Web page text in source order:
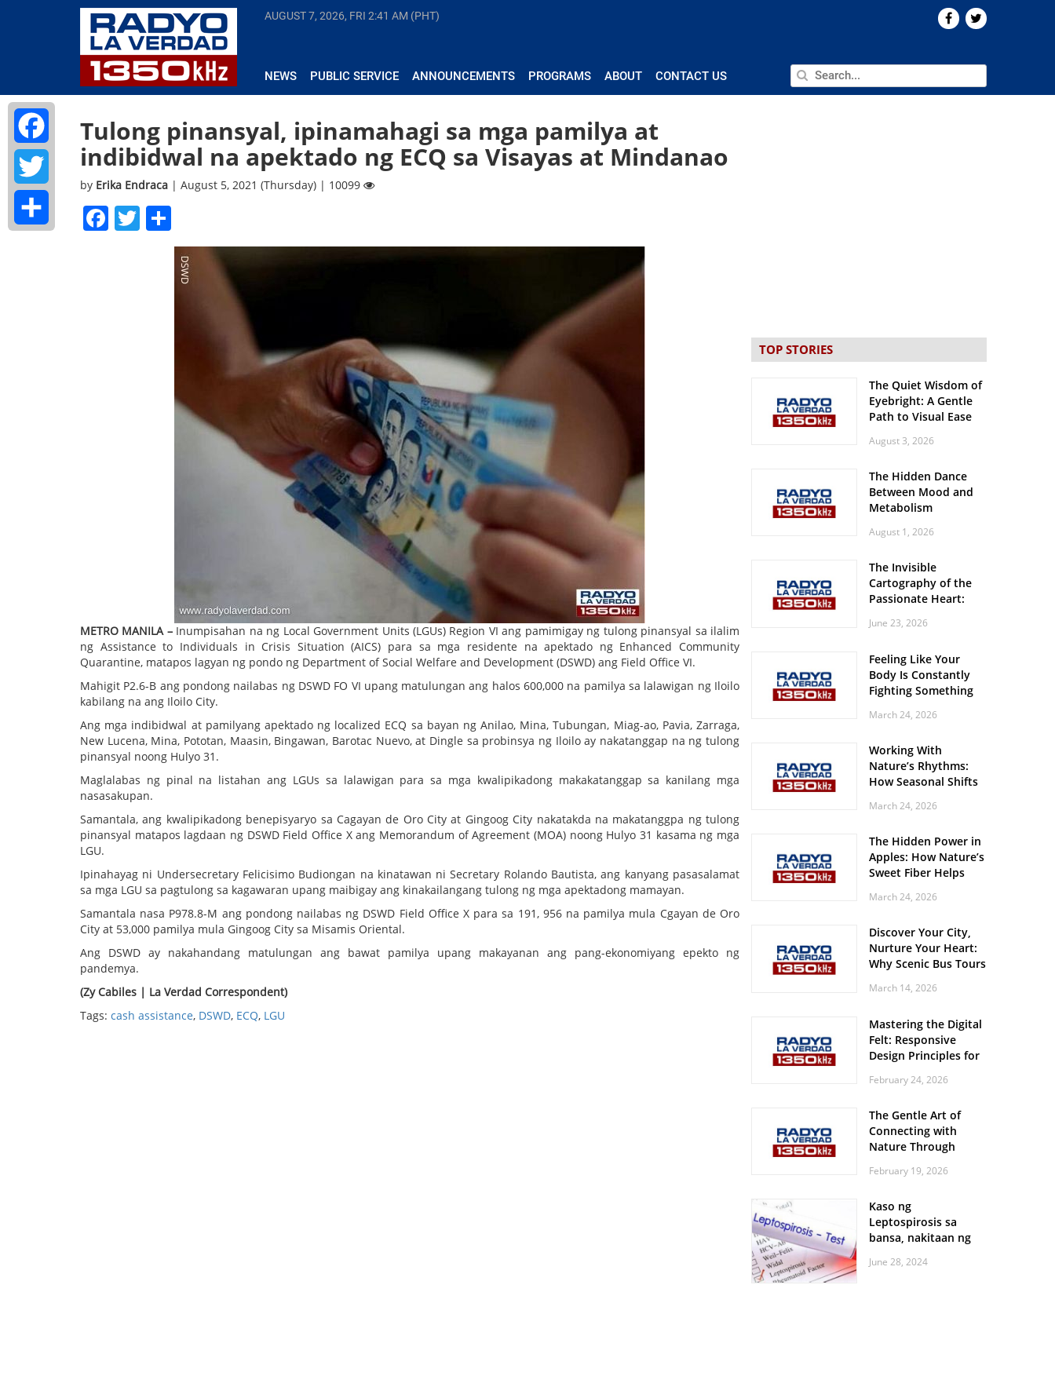
AUGUST 7, 2026, FRI 2:41 AM (PHT)
NEWS PUBLIC SERVICE ANNOUNCEMENTS PROGRAMS ABOUT CONTACT US
Tulong pinansyal, ipinamahagi sa mga pamilya at
indibidwal na apektado ng ECQ sa Visayas at Mindanao
by Erika Endraca | August 5, 2021 (Thursday) | 10099
Facebook
Twitter
METRO MANILA – Inumpisahan na ng Local Government Units (LGUs) Region VI ang pamimigay ng tulong pinansyal sa ilalim
ng Assistance to Individuals in Crisis Situation (AICS) para sa mga residente na apektado ng Enhanced Community
Quarantine, matapos lagyan ng pondo ng Department of Social Welfare and Development (DSWD) ang Field Office VI.
Mahigit P2.6-B ang pondong nailabas ng DSWD FO VI upang matulungan ang halos 600,000 na pamilya sa lalawigan ng Iloilo
kabilang na ang Iloilo City.
Ang mga indibidwal at pamilyang apektado ng localized ECQ sa bayan ng Anilao, Mina, Tubungan, Miag-ao, Pavia, Zarraga,
New Lucena, Mina, Pototan, Maasin, Bingawan, Barotac Nuevo, at Dingle sa probinsya ng Iloilo ay nakatanggap na ng tulong
pinansyal noong Hulyo 31.
Maglalabas ng pinal na listahan ang LGUs sa lalawigan para sa mga kwalipikadong makakatanggap sa kanilang mga
nasasakupan.
Samantala, ang kwalipikadong benepisyaryo sa Cagayan de Oro City at Gingoog City nakatakda na makatanggpa ng tulong
pinansyal matapos lagdaan ng DSWD Field Office X ang Memorandum of Agreement (MOA) noong Hulyo 31 kasama ng mga
LGU.
Ipinahayag ni Undersecretary Felicisimo Budiongan na kinatawan ni Secretary Rolando Bautista, ang kanyang pasasalamat
sa mga LGU sa pagtulong sa kagawaran upang maibigay ang kinakailangang tulong ng mga apektadong mamayan.
Samantala nasa P978.8-M ang pondong nailabas ng DSWD Field Office X para sa 191, 956 na pamilya mula Cgayan de Oro
City at 53,000 pamilya mula Gingoog City sa Misamis Oriental.
Ang DSWD ay nakahandang matulungan ang bawat pamilya upang makayanan ang pang-ekonomiyang epekto ng
pandemya.
(Zy Cabiles | La Verdad Correspondent)
Tags: cash assistance, DSWD, ECQ, LGU
TOP STORIES
The Quiet Wisdom of
Eyebright: A Gentle
Path to Visual Ease
August 3, 2026
The Hidden Dance
Between Mood and
Metabolism
August 1, 2026
The Invisible
Cartography of the
Passionate Heart:
Spatial Solitude in
Roaring Stadiums
June 23, 2026
Feeling Like Your
Body Is Constantly
Fighting Something
Body Might Be
March 24, 2026
Working With
Nature’s Rhythms:
How Seasonal Shifts
and Vitality
March 24, 2026
The Hidden Power in
Apples: How Nature’s
Sweet Fiber Helps
Steady and Smooth
March 24, 2026
Discover Your City,
Nurture Your Heart:
Why Scenic Bus Tours
Practice
March 14, 2026
Mastering the Digital
Felt: Responsive
Design Principles for
February 24, 2026
The Gentle Art of
Connecting with
Nature Through
Walks
February 19, 2026
Kaso ng
Leptospirosis sa
bansa, nakitaan ng
June 28, 2024
Facebook
Twitter